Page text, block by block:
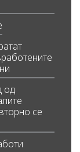
од
се